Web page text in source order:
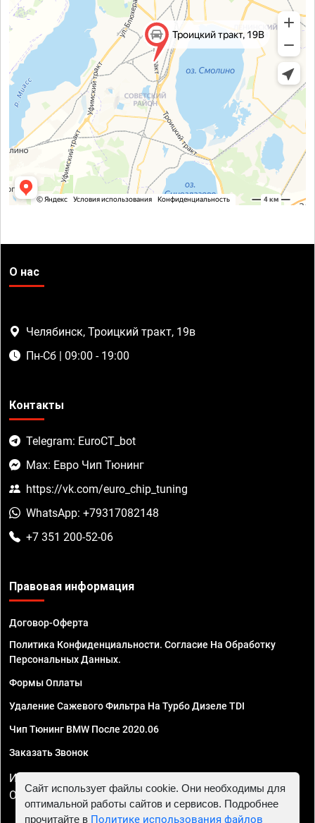
О нас
Челябинск, Троицкий тракт, 19в
Пн-Сб | 09:00 - 19:00
Контакты
Telegram: EuroCT_bot
Max: Евро Чип Тюнинг
https://vk.com/euro_chip_tuning
WhatsApp: +79317082148
+7 351 200-52-06
Правовая информация
Договор-Оферта
Политика Конфиденциальности. Согласие На Обработку
Персональных Данных.
Формы Оплаты
Удаление Сажевого Фильтра На Турбо Дизеле TDI
Чип Тюнинг BMW После 2020.06
Заказать Звонок
ИП Смирнов Георгий Павлович. ИНН 781302555843,
ОГРНИП 324470400032610
Сайт использует файлы cookie. Они необходимы для
оптимальной работы сайтов и сервисов. Подробнее
прочитайте в Политике использования файлов